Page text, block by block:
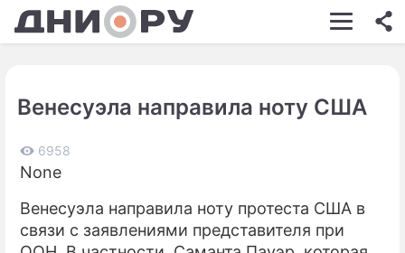
ШОУ-БИЗНЕС
КИНО
ЭКОНОМИКА
Венесуэла направила ноту США
6958
None
Венесуэла направила ноту протеста США в
связи с заявлениями представителя при